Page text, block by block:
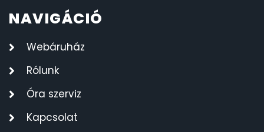
NAVIGÁCIÓ
Webáruház
Rólunk
Óra szerviz
Kapcsolat